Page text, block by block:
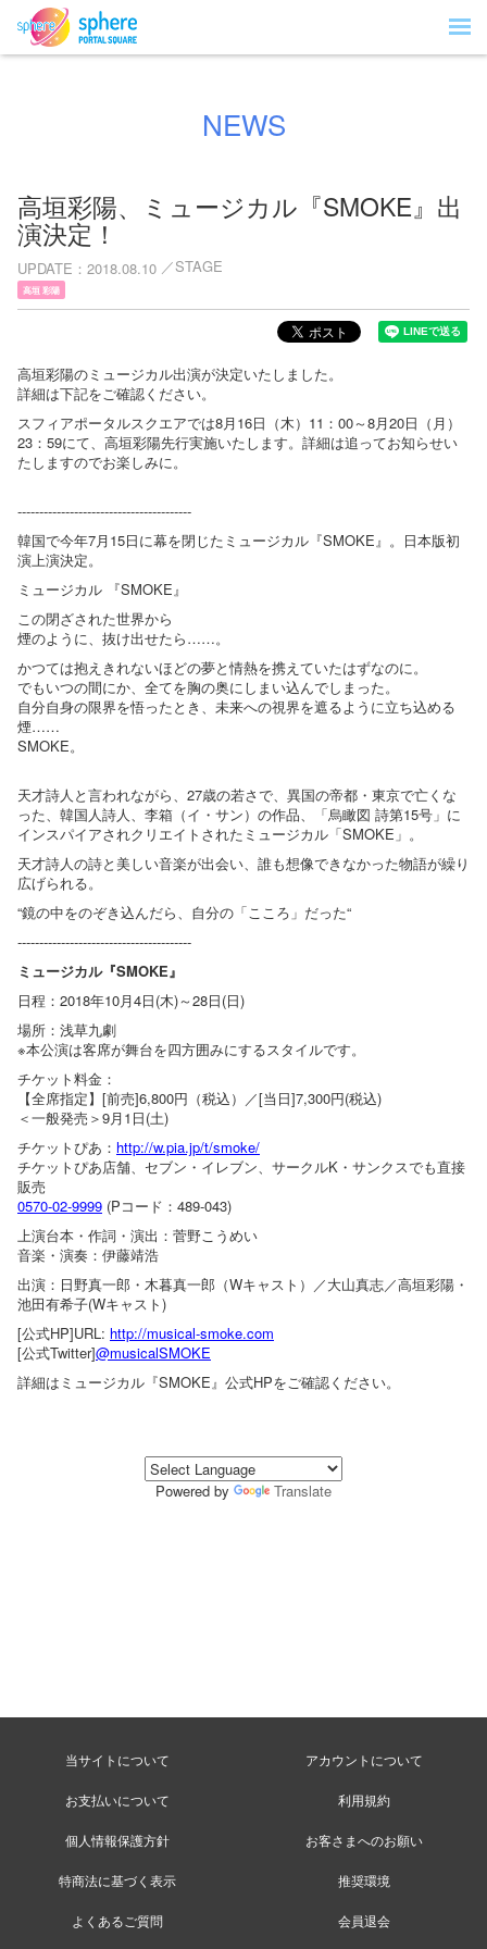
NEWS
高垣彩陽、ミュージカル『SMOKE』出
演決定！
UPDATE 2018.08.10 STAGE
高垣 彩陽
高垣彩陽のミュージカル出演が決定いたしました。
詳細は下記をご確認ください。
スフィアポータルスクエアでは8月16日（木）11：00～8月20日（月）
23：59にて、高垣彩陽先行実施いたします。詳細は追ってお知らせい
たしますのでお楽しみに。
----------------------------------------
韓国で今年7月15日に幕を閉じたミュージカル『SMOKE』。日本版初
演上演決定。
ミュージカル 『SMOKE』
この閉ざされた世界から
煙のように、抜け出せたら……。
かつては抱えきれないほどの夢と情熱を携えていたはずなのに。
でもいつの間にか、全てを胸の奥にしまい込んでしまった。
自分自身の限界を悟ったとき、未来への視界を遮るように立ち込める
煙……
SMOKE。
天才詩人と言われながら、27歳の若さで、異国の帝都・東京で亡くな
った、韓国人詩人、李箱（イ・サン）の作品、「烏瞰図 詩第15号」に
インスパイアされクリエイトされたミュージカル「SMOKE」。
天才詩人の詩と美しい音楽が出会い、誰も想像できなかった物語が繰り
広げられる。
“鏡の中をのぞき込んだら、自分の「こころ」だった“
----------------------------------------
ミュージカル『SMOKE』
日程：2018年10月4日(木)～28日(日)
場所：浅草九劇
※本公演は客席が舞台を四方囲みにするスタイルです。
チケット料金：
【全席指定】[前売]6,800円（税込）／[当日]7,300円(税込)
＜一般発売＞9月1日(土)
チケットぴあ： http://w.pia.jp/t/smoke/
チケットぴあ店舗、セブン・イレブン、サークルK・サンクスでも直接
販売
0570-02-9999 (Pコード：489-043)
上演台本・作詞・演出：菅野こうめい
音楽・演奏：伊藤靖浩
出演：日野真一郎・木暮真一郎（Wキャスト）／大山真志／高垣彩陽・
池田有希子(Wキャスト)
[公式HP]URL: http://musical-smoke.com
[公式Twitter]@musicalSMOKE
詳細はミュージカル『SMOKE』公式HPをご確認ください。
Powered by Translate
当サイトについて アカウントについて
お支払いについて 利用規約
個人情報保護方針 お客さまへのお願い
特商法に基づく表示 推奨環境
よくあるご質問 会員退会